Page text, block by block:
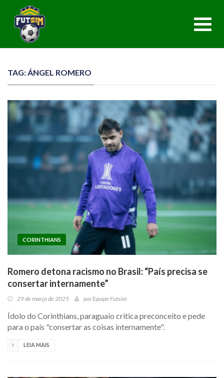
TAG: ÁNGEL ROMERO
CORINTHIANS
Romero detona racismo no Brasil: “País precisa se
consertar internamente”
29 de março de 2025 por Equipe Futsim
Ídolo do Corinthians, paraguaio critica preconceito e pede
para o país "consertar as coisas internamente".
LEIA MAIS